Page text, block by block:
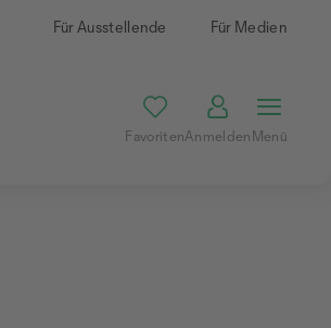
Für Ausstellende Für Medien
FavoritenAnmeldenMenü